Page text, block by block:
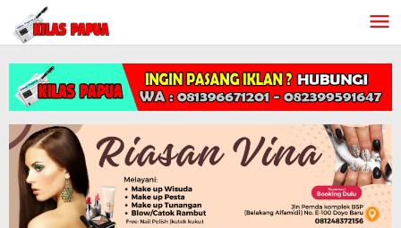
Lewati
konten